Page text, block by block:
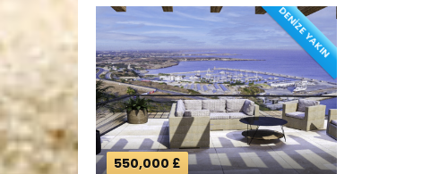
DENİZE YAKIN
550,000 £